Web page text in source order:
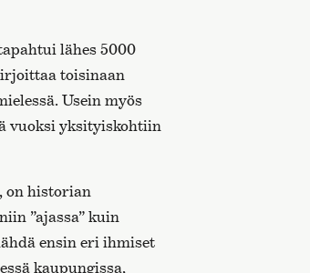
lähes 5000
toisinaan
Usein myös
vuoksi yksityiskohtiin
on historian
”ajassa” kuin
ensin eri ihmiset
kaupungissa,